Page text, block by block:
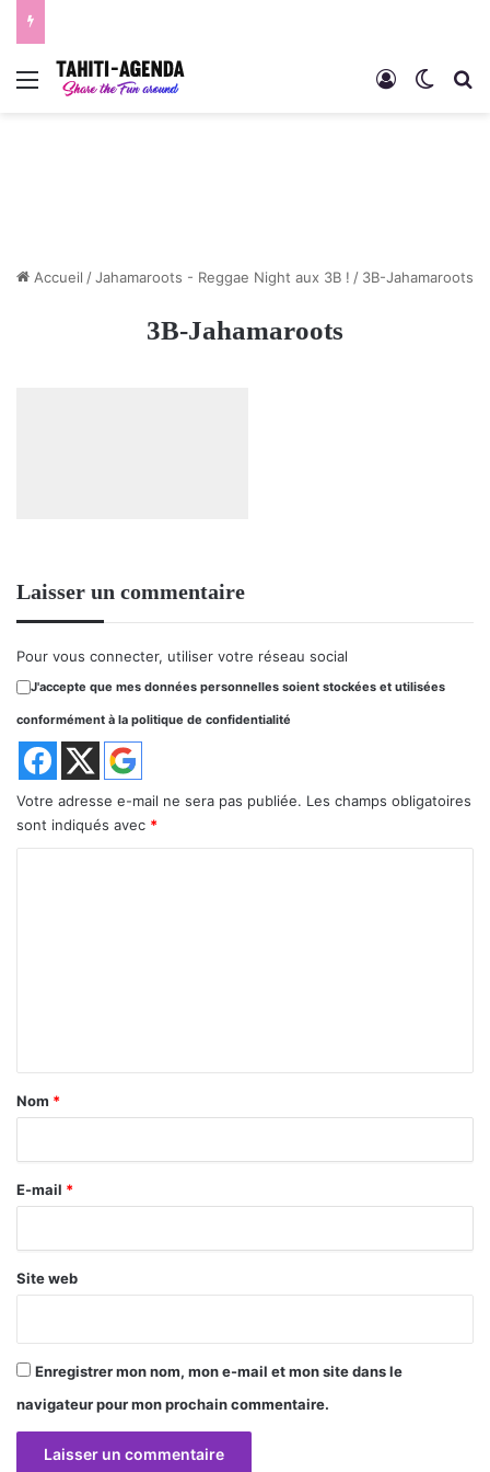
Menu Connexion
Accueil /Jahamaroots - Reggae Night aux 3B ! / 3B-Jahamaroots
3B-Jahamaroots
Laisser un commentaire
Pour vous connecter, utiliser votre réseau social
J'accepte que mes données personnelles soient stockées et utilisées
conformément à la politique de confidentialité
Votre adresse e-mail ne sera pas publiée. Les champs obligatoires
sont indiqués avec *
a
r
e
Nom *
E-mail *
Site web
Enregistrer mon nom, mon e-mail et mon site dans le
navigateur pour mon prochain commentaire.